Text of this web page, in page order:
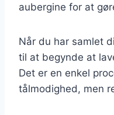
aubergine for at
Når du har samlet
til at begynde at
Det er en enkel
tålmodighed, men